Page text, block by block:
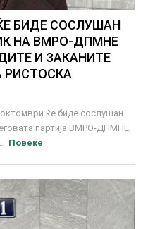
БИДЕ СОСЛУШАН
НА ВМРО-ДПМНЕ
И ЗАКАНИТЕ
РИСТОСКА
ќе биде сослушан
партија ВМРО-ДПМНЕ,
Повеќе